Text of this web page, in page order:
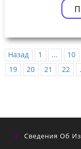
Назад 1 ... 10
19
20 21 22
Сведения Об